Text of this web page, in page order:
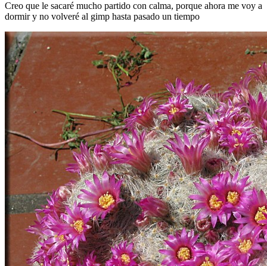
Creo que le sacaré mucho partido con calma, porque ahora me voy a
dormir y no volveré al gimp hasta pasado un tiempo